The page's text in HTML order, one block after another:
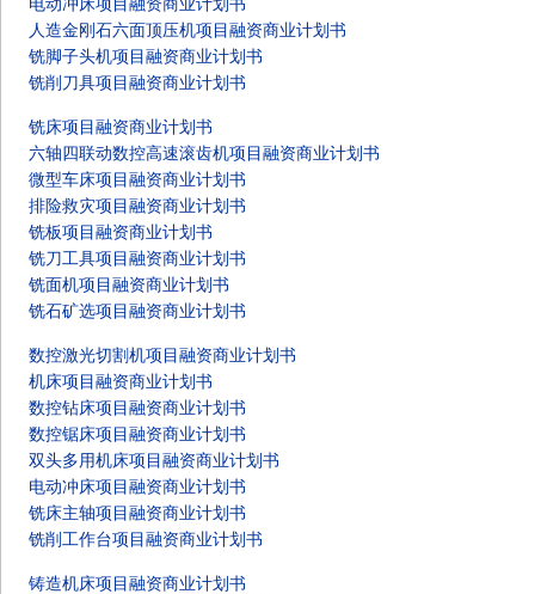
电动冲床项目融资商业计划书
人造金刚石六面顶压机项目融资商业计划书
铣脚子头机项目融资商业计划书
铣削刀具项目融资商业计划书
铣床项目融资商业计划书
六轴四联动数控高速滚齿机项目融资商业计划书
微型车床项目融资商业计划书
排险救灾项目融资商业计划书
铣板项目融资商业计划书
铣刀工具项目融资商业计划书
铣面机项目融资商业计划书
铣石矿选项目融资商业计划书
数控激光切割机项目融资商业计划书
机床项目融资商业计划书
数控钻床项目融资商业计划书
数控锯床项目融资商业计划书
双头多用机床项目融资商业计划书
电动冲床项目融资商业计划书
铣床主轴项目融资商业计划书
铣削工作台项目融资商业计划书
铸造机床项目融资商业计划书